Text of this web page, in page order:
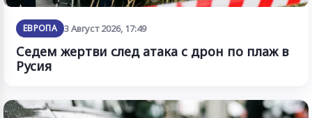
ЕВРОПА 3 Август 2026, 17:49
Седем жертви след атака с дрон по плаж в
Русия